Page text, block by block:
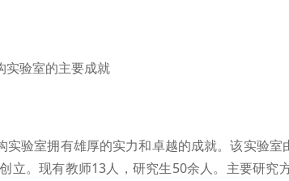
实验室的主要成就
实验室拥有雄厚的实力和卓越的成就。该实验
立。现有教师13人，研究生50余人。主要研究